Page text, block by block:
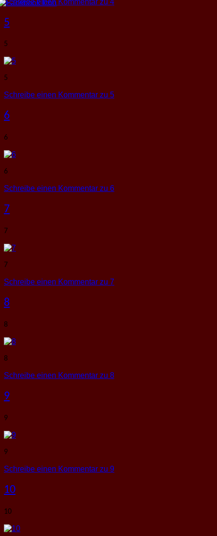
5
5
5
Schreibe einen Kommentar zu 5
6
6
6
Schreibe einen Kommentar zu 6
7
7
7
Schreibe einen Kommentar zu 7
8
8
8
Schreibe einen Kommentar zu 8
9
9
9
Schreibe einen Kommentar zu 9
10
10